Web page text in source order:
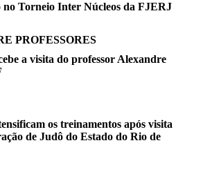
Torneio Inter Núcleos da FJERJ
PROFESSORES
a visita do professor Alexandre
os treinamentos após visita
de Judô do Estado do Rio de